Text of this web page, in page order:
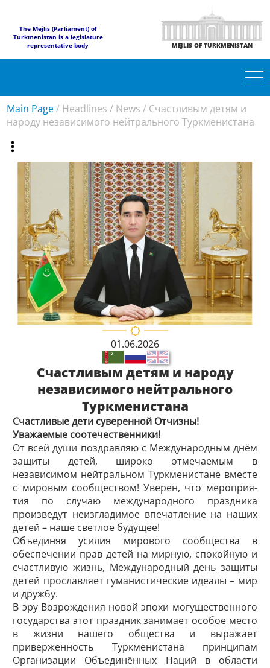
The Mejlis (Parliament) of
Turkmenistan is a legislature
representative body
MEJLIS OF TURKMENISTAN
Main Page/ Headlines / News / Счастливым детям и
народу независимого нейтрального Туркменистана
01.06.2026
Счастливым детям и народу
независимого нейтрального
Туркменистана
Счастливые дети суверенной Отчизны!
Уважаемые соотечественники!
От всей души поздравляю с Международным днём
защиты детей, широко отмечаемым в
независимом нейтральном Туркменистане вместе
с мировым сообществом! Уверен, что мероприя­
тия по случаю международного праздника
произведут неизгладимое впечатление на наших
детей – наше светлое будущее!
Объединяя усилия мирового сообщества в
обеспечении прав детей на мирную, спокойную и
счастливую жизнь, Международный день защиты
детей прославляет гуманистические идеалы – мир
и дружбу.
В эру Возрождения новой эпохи могущественного
государства этот праздник занимает особое место
в жизни нашего общества и выражает
приверженность Туркменистана принципам
Организации Объединённых Наций в области